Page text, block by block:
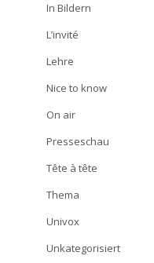
In Bildern
L’invité
Lehre
Nice to know
On air
Presseschau
Tête à tête
Thema
Univox
Unkategorisiert